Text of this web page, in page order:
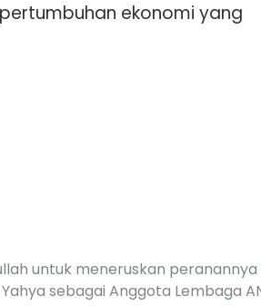
ekonomi yang
untuk meneruskan peranannya
sebagai Anggota Lembaga